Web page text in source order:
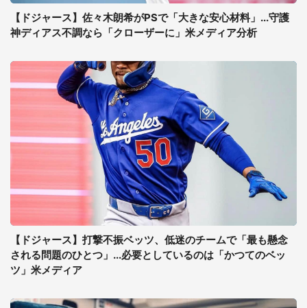
【ドジャース】佐々木朗希がPSで「大きな安心材料」...守護
神ディアス不調なら「クローザーに」米メディア分析
【ドジャース】打撃不振ベッツ、低迷のチームで「最も懸念
される問題のひとつ」...必要としているのは「かつてのベッ
ツ」米メディア